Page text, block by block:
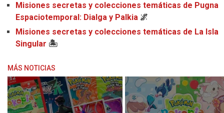
Misiones secretas y colecciones temáticas de Pugna
Espaciotemporal: Dialga y Palkia 🌌
Misiones secretas y colecciones temáticas de La Isla
Singular 🏝️
MÁS NOTICIAS